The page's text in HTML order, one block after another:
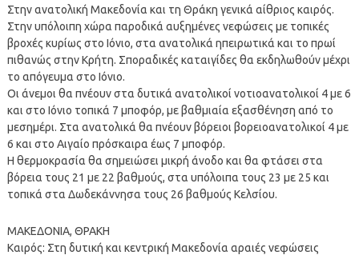
Στην ανατολική Μακεδονία και τη Θράκη γενικά αίθριος καιρός.
Στην υπόλοιπη χώρα παροδικά αυξημένες νεφώσεις με τοπικές
βροχές κυρίως στο Ιόνιο, στα ανατολικά ηπειρωτικά και το πρωί
πιθανώς στην Κρήτη. Σποραδικές καταιγίδες θα εκδηλωθούν μέχρι
το απόγευμα στο Ιόνιο.
Οι άνεμοι θα πνέουν στα δυτικά ανατολικοί νοτιοανατολικοί 4 με 6
και στο Ιόνιο τοπικά 7 μποφόρ, με βαθμιαία εξασθένηση από το
μεσημέρι. Στα ανατολικά θα πνέουν βόρειοι βορειοανατολικοί 4 με
6 και στο Αιγαίο πρόσκαιρα έως 7 μποφόρ.
Η θερμοκρασία θα σημειώσει μικρή άνοδο και θα φτάσει στα
βόρεια τους 21 με 22 βαθμούς, στα υπόλοιπα τους 23 με 25 και
τοπικά στα Δωδεκάννησα τους 26 βαθμούς Κελσίου.
ΜΑΚΕΔΟΝΙΑ, ΘΡΑΚΗ
Καιρός: Στη δυτική και κεντρική Μακεδονία αραιές νεφώσεις